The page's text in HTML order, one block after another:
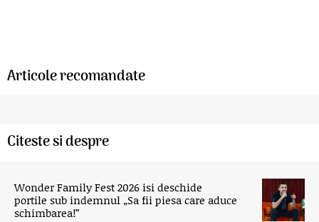
Articole recomandate
Citeste si despre
Wonder Family Fest 2026 isi deschide
portile sub indemnul „Sa fii piesa care aduce
schimbarea!”